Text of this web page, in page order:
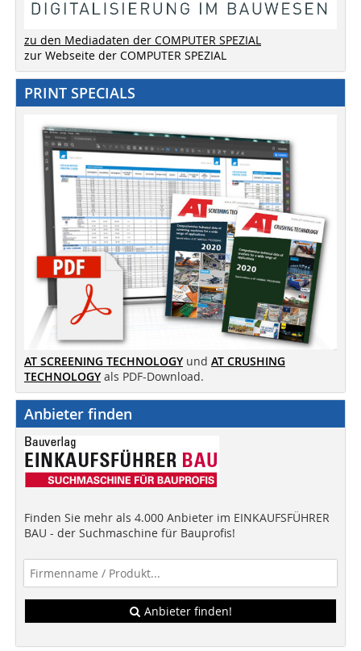
zu den Mediadaten der COMPUTER SPEZIAL
zur Webseite der COMPUTER SPEZIAL
PRINT SPECIALS
AT SCREENING TECHNOLOGY und AT CRUSHING
TECHNOLOGY als PDF-Download.
Anbieter finden
Finden Sie mehr als 4.000 Anbieter im EINKAUFSFÜHRER
BAU - der Suchmaschine für Bauprofis!
Anbieter finden!